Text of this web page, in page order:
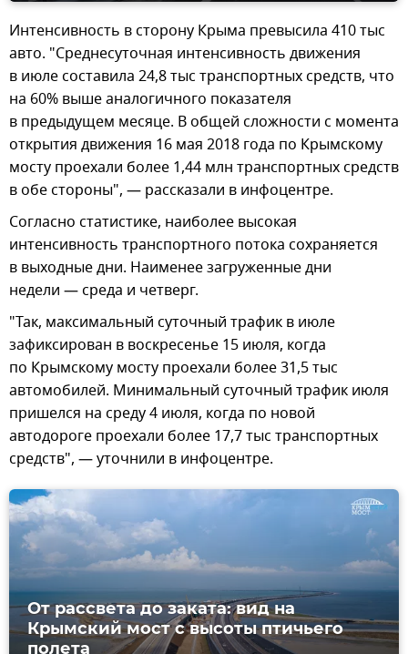
Интенсивность в сторону Крыма превысила 410 тыс
авто. "Среднесуточная интенсивность движения
в июле составила 24,8 тыс транспортных средств, что
на 60% выше аналогичного показателя
в предыдущем месяце. В общей сложности с момента
открытия движения 16 мая 2018 года по Крымскому
мосту проехали более 1,44 млн транспортных средств
в обе стороны", — рассказали в инфоцентре.
Согласно статистике, наиболее высокая
интенсивность транспортного потока сохраняется
в выходные дни. Наименее загруженные дни
недели — среда и четверг.
"Так, максимальный суточный трафик в июле
зафиксирован в воскресенье 15 июля, когда
по Крымскому мосту проехали более 31,5 тыс
автомобилей. Минимальный суточный трафик июля
пришелся на среду 4 июля, когда по новой
автодороге проехали более 17,7 тыс транспортных
средств", — уточнили в инфоцентре.
От рассвета до заката: вид на
Крымский мост с высоты птичьего
полета